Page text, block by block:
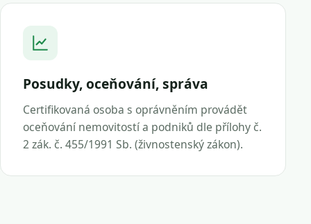
Posudky, oceňování, správa
Certifikovaná osoba s oprávněním provádět
oceňování nemovitostí a podniků dle přílohy č.
2 zák. č. 455/1991 Sb. (živnostenský zákon).